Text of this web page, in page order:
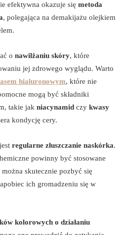
efektywna okazuje się metoda
, polegająca na demakijażu olejkiem
o nawilżaniu skóry, które
jej zdrowego wyglądu. Warto
hialuronowym, które nie
mogą być składniki
takie jak niacynamid czy kwasy
kondycję cery.
regularne złuszczanie naskórka.
powinny być stosowane
skutecznie pozbyć się
ich gromadzeniu się w
kolorowych o działaniu